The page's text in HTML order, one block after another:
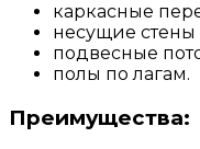
каркасные
несущие стены
подвесные
полы по лагам.
Преимущества: